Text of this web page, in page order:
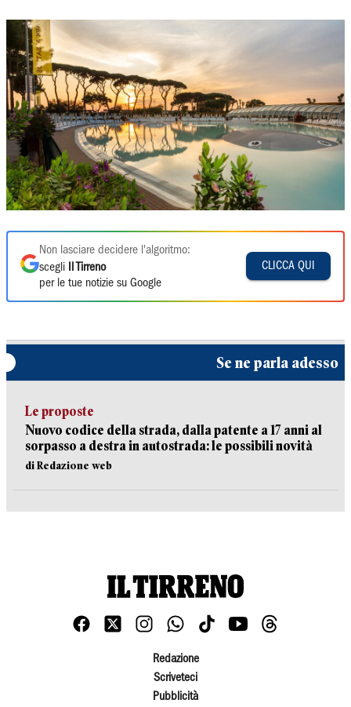
Non lasciare decidere l'algoritmo:
scegli
Il Tirreno
per le tue notizie su Google
CLICCA QUI
Se ne parla adesso
Le proposte
Nuovo codice della strada, dalla patente a 17 anni al
sorpasso a destra in autostrada: le possibili novità
di Redazione web
Redazione
Scriveteci
Pubblicità